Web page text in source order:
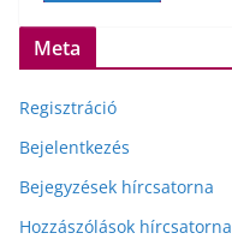
Meta
Regisztráció
Bejelentkezés
Bejegyzések hírcsatorna
Hozzászólások hírcsatorna